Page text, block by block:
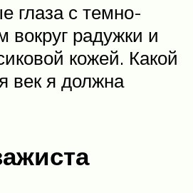
глаза с темно-
вокруг радужки и
кожей. Какой
век я должна